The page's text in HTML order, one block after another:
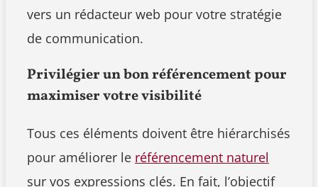
vers un rédacteur web pour votre stratégie
de communication.
Privilégier un bon référencement pour
maximiser votre visibilité
Tous ces éléments doivent être hiérarchisés
pour améliorer le référencement naturel
sur vos expressions clés. En fait, l’objectif